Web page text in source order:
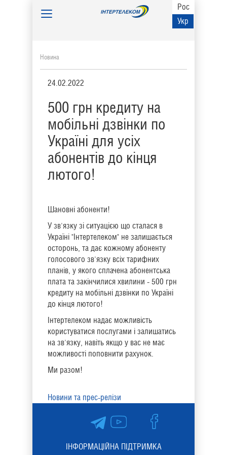
Рос
Укр
Toggle
Новина
24.02.2022
500 грн кредиту на
мобільні дзвінки по
Україні для усіх
абонентів до кінця
лютого!
Шановні абоненти!
У зв'язку зі ситуацією що сталася в
Україні "Інтертелеком" не залишається
осторонь, та дає кожному абоненту
голосового зв'язку всіх тарифних
планів, у якого сплачена абонентська
плата та закінчилися хвилини - 500 грн
кредиту на мобільні дзвінки по Україні
до кінця лютого!
Інтертелеком надає можливість
користуватися послугами і залишатись
на зв'язку, навіть якщо у вас не має
можливості поповнити рахунок.
Ми разом!
Новини та прес-релізи
ІНФОРМАЦІЙНА ПІДТРИМКА